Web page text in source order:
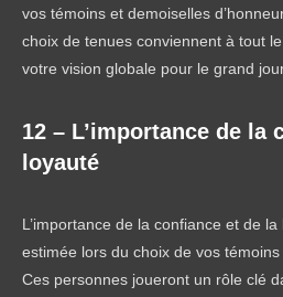
vos témoins et demoiselles
choix de tenues conviennent à tout
votre vision globale pour le grand
12 – L’importance de la
loyauté
L’importance de la confiance et de
estimée lors du choix de vos témoins
Ces personnes joueront un rôle clé